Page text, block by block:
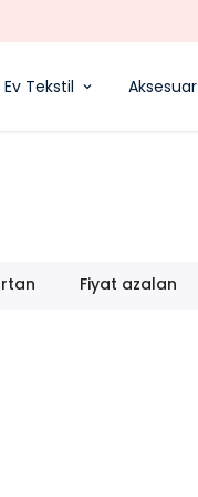
Ev Tekstil Aksesuar
Fiyat azalan